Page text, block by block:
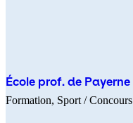
École prof. de Payerne
Formation Sport / Concours